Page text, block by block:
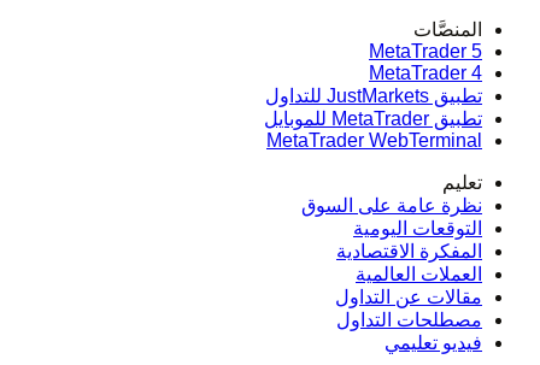
المنصَّات
MetaTrader 5
MetaTrader 4
تطبيق JustMarkets للتداول
تطبيق MetaTrader للموبايل
MetaTrader WebTerminal
تعليم
نظرة عامة على السوق
التوقعات اليومية
المفكرة الاقتصادية
العملات العالمية
مقالات عن التداول
مصطلحات التداول
فيديو تعليمي